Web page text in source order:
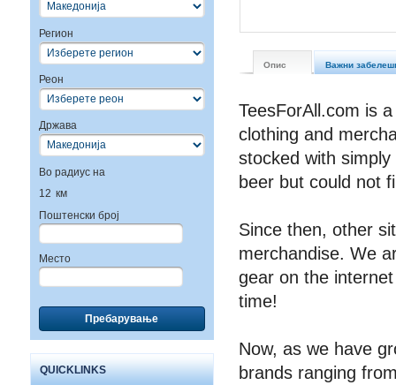
Регион
Реон
Држава
Во радиус на
12 км
Поштенски број
Место
Пребарување
QUICKLINKS
Опис Важни
TeesForAll.com is
clothing and
stocked with
beer but could not
Since then, other
merchandise. We
gear on the
time!
Now, as we have
brands ranging